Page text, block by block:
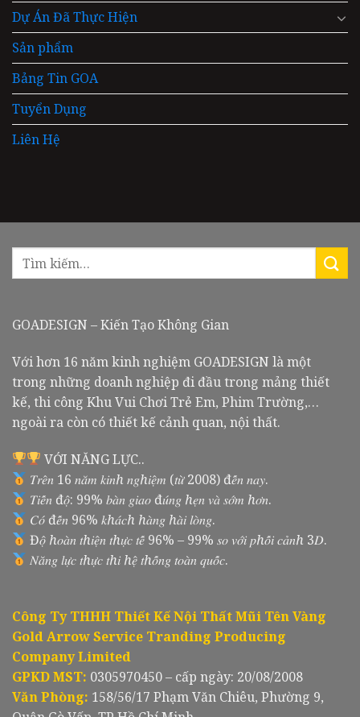
Dự Án Đã Thực Hiện
Sản phẩm
Bảng Tin GOA
Tuyển Dụng
Liên Hệ
GOADESIGN – Kiến Tạo Không Gian
Với hơn 16 năm kinh nghiệm GOADESIGN là một
trong những doanh nghiệp đi đầu trong mảng thiết
kế, thi công Khu Vui Chơi Trẻ Em, Phim Trường,…
ngoài ra còn có thiết kế cảnh quan, nội thất.
VỚI NĂNG LỰC..
𝑇𝑟𝑒̂𝑛 16 𝑛𝑎̆𝑚 𝑘𝑖𝑛ℎ 𝑛𝑔ℎ𝑖𝑒̣̂𝑚 (𝑡𝑢̛̀ 2008) đ𝑒̂́𝑛 𝑛𝑎𝑦.
𝑇𝑖𝑒̂́𝑛 đ𝑜̣̂: 99% 𝑏𝑎̀𝑛 𝑔𝑖𝑎𝑜 đ𝑢́𝑛𝑔 ℎ𝑒̣𝑛 𝑣𝑎̀ 𝑠𝑜̛́𝑚 ℎ𝑜̛𝑛.
𝐶𝑜́ đ𝑒̂́𝑛 96% 𝑘ℎ𝑎́𝑐ℎ ℎ𝑎̀𝑛𝑔 ℎ𝑎̀𝑖 𝑙𝑜̀𝑛𝑔.
Đ𝑜̣̂ ℎ𝑜𝑎̀𝑛 𝑡ℎ𝑖𝑒̣̂𝑛 𝑡ℎ𝑢̛̣𝑐 𝑡𝑒̂́ 96% – 99% 𝑠𝑜 𝑣𝑜̛́𝑖 𝑝ℎ𝑜̂́𝑖 𝑐𝑎̉𝑛ℎ 3𝐷.
𝑁𝑎̆𝑛𝑔 𝑙𝑢̛̣𝑐 𝑡ℎ𝑢̛̣𝑐 𝑡ℎ𝑖 ℎ𝑒̣̂ 𝑡ℎ𝑜̂́𝑛𝑔 𝑡𝑜𝑎̀𝑛 𝑞𝑢𝑜̂́𝑐.
Công Ty THHH Thiết Kế Nội Thất Mũi Tên Vàng
Gold Arrow Service Tranding Producing
Company Limited
GPKD MST: 0305970450 – cấp ngày: 20/08/2008
Văn Phòng: 158/56/17 Phạm Văn Chiêu, Phường 9,